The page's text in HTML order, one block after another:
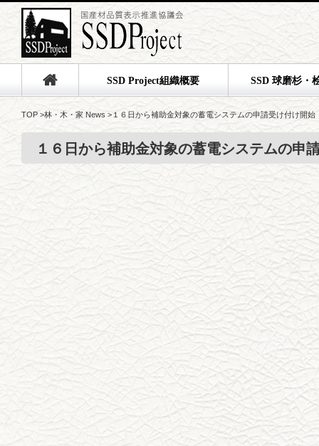
SSD Project組織概要 SSD 球磨杉・
TOP >林・木・家 News > １６日から補助金対象の蓄電システムの申請受け付け開始
１６日から補助金対象の蓄電システムの申